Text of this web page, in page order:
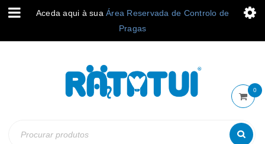
Aceda aqui à sua Área Reservada de Controlo de
Pragas
0